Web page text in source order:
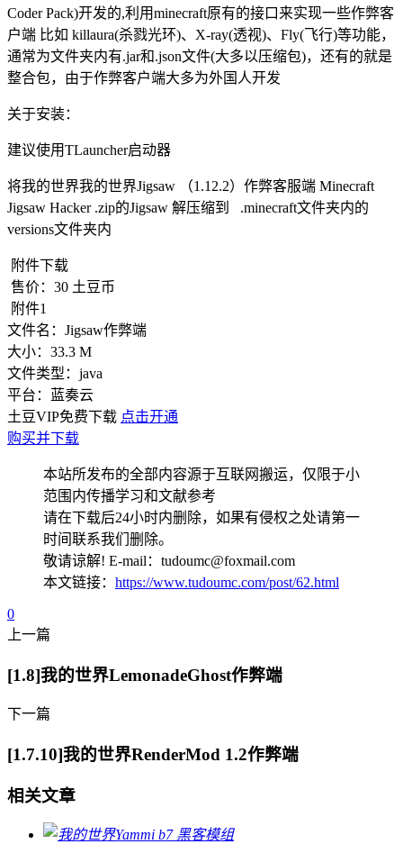
Coder Pack)开发的,利用minecraft原有的接口来实现一些作弊客
户端 比如 killaura(杀戮光环)、X-ray(透视)、Fly(飞行)等功能，
通常为文件夹内有.jar和.json文件(大多以压缩包)，还有的就是
整合包，由于作弊客户端大多为外国人开发
关于安装：
建议使用TLauncher启动器
将我的世界我的世界Jigsaw （1.12.2）作弊客服端 Minecraft
Jigsaw Hacker .zip的Jigsaw 解压缩到 .minecraft文件夹内的
versions文件夹内
附件下载
售价： 30 土豆币
附件1
文件名： Jigsaw作弊端
大小： 33.3 M
文件类型： java
平台：
蓝奏云
土豆VIP免费下载 点击开通
购买并下载
本站所发布的全部内容源于互联网搬运，仅限于小
范围内传播学习和文献参考
请在下载后24小时内删除，如果有侵权之处请第一
时间联系我们删除。
敬请谅解! E-mail：tudoumc@foxmail.com
本文链接： https://www.tudoumc.com/post/62.html
0
上一篇
[1.8]我的世界LemonadeGhost作弊端
下一篇
[1.7.10]我的世界RenderMod 1.2作弊端
相关文章